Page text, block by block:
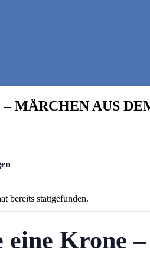
MÄRCHEN AUS
bereits stattgefunden.
eine Krone